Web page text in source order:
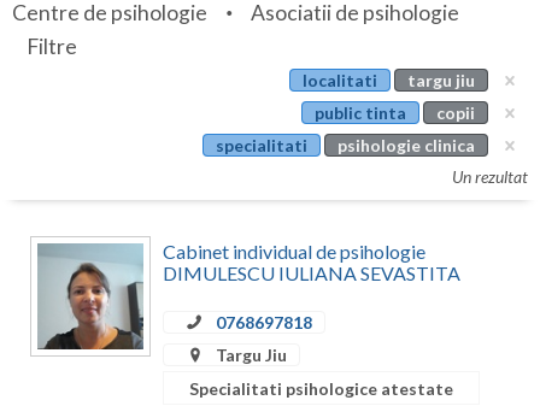
Bistrita-Nasaud
Botosani
Bucuresti
Calarasi
Caras-Severin
Articole
Centre de psihologie
Asociatii de psihologie
Filtre
localitati
targu jiu
public tinta
copii
specialitati
psihologie clinica
Un rezultat
Cabinet individual de psihologie
DIMULESCU IULIANA SEVASTITA
0768697818
Targu Jiu
Specialitati psihologice atestate